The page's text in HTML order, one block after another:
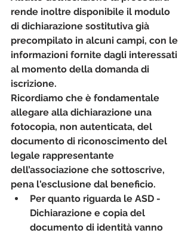
rende inoltre disponibile il modulo
di dichiarazione sostitutiva già
precompilato in alcuni campi, con le
informazioni fornite dagli interessati
al momento della domanda di
iscrizione.
Ricordiamo che è fondamentale
allegare alla dichiarazione una
fotocopia, non autenticata, del
documento di riconoscimento del
legale rappresentante
dell’associazione che sottoscrive,
pena l'esclusione dal beneficio.
Per quanto riguarda le ASD -
Dichiarazione e copia del
documento di identità vanno